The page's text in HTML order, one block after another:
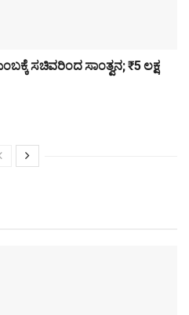
ಸಚಿವರಿಂದ ಸಾಂತ್ವನ; ₹5 ಲಕ್ಷ